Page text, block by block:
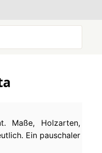
Maße, Holzarten,
Ein pauschaler